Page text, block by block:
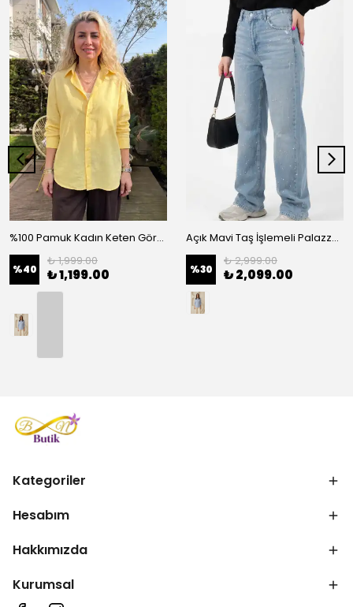
%100 Pamuk Kadın Keten Görünümlü Oversize Gömlek - Rahat Kesim Basic - Sarı
%40
₺ 1,999.00
₺ 1,199.00
Açık Mavi Taş İşlemeli Palazzo Kadın Kot Pantolon - Mavi
%30
₺ 2,999.00
₺ 2,099.00
Kategoriler
Hesabım
Hakkımızda
Kurumsal